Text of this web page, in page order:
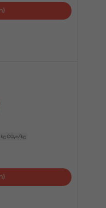
kg CO₂e/kg